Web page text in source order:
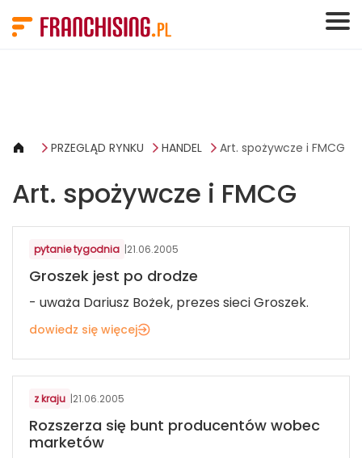
PRZEGLĄD RYNKU HANDEL Art. spożywcze i FMCG
Art. spożywcze i FMCG
ART. SPOŻYWCZE I FMCG
pytanie tygodnia |21.06.2005
Groszek jest po drodze
- uważa Dariusz Bożek, prezes sieci Groszek.
dowiedz się więcej
ART. SPOŻYWCZE I FMCG
z kraju |21.06.2005
Rozszerza się bunt producentów wobec
marketów